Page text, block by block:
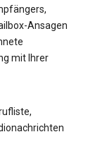
Ansagen
mit Ihrer